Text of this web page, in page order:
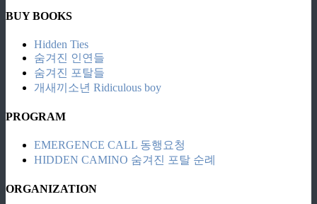
BUY BOOKS
Hidden Ties
숨겨진 인연들
숨겨진 포탈들
개새끼소년 Ridiculous boy
PROGRAM
EMERGENCE CALL 동행요청
HIDDEN CAMINO 숨겨진 포탈 순례
ORGANIZATION